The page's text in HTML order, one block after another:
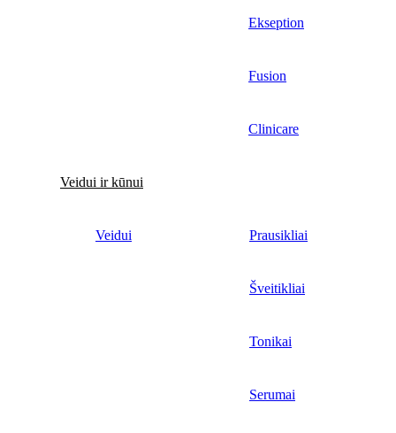
Ekseption
Fusion
Clinicare
Veidui ir kūnui
Veidui Prausikliai
Šveitikliai
Tonikai
Serumai